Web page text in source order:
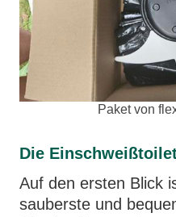
Paket von
Die
Auf den ersten Blick
sauberste und